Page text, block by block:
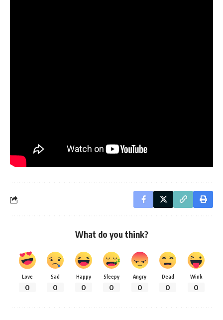
Por Midia Ninja
What do you think?
Love
0
Sad
0
Happy
0
Sleepy
0
Angry
0
Dead
0
Wink
0